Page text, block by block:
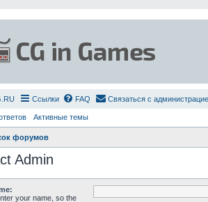
Ссылки FAQ Связаться с
Активные темы
форумов
Admin
your name, so the